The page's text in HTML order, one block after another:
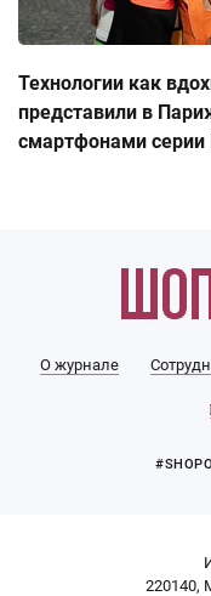
Технологии как
представили в
смартфонами серии
О журнале
220140,